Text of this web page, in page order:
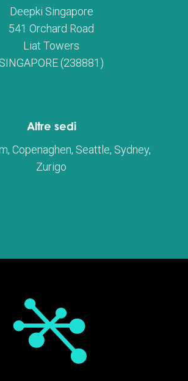
Deepki Singapore
541 Orchard Road
Liat Towers
SINGAPORE (238881)
Altre sedi
Copenaghen, Seattle, Sydney,
Zurigo